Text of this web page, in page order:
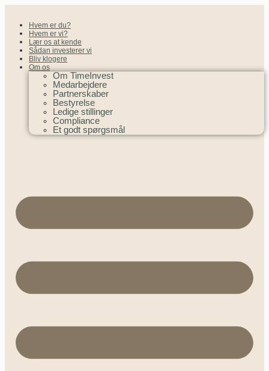
Hvem er du?
Hvem er vi?
Lær os at kende
Sådan investerer vi
Bliv klogere
Om os
Om TimeInvest
Medarbejdere
Partnerskaber
Bestyrelse
Ledige stillinger
Compliance
Et godt spørgsmål